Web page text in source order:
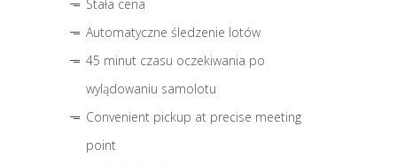
Stała cena
Automatyczne śledzenie lotów
45 minut czasu oczekiwania po
wylądowaniu samolotu
Convenient pickup at precise meeting
point